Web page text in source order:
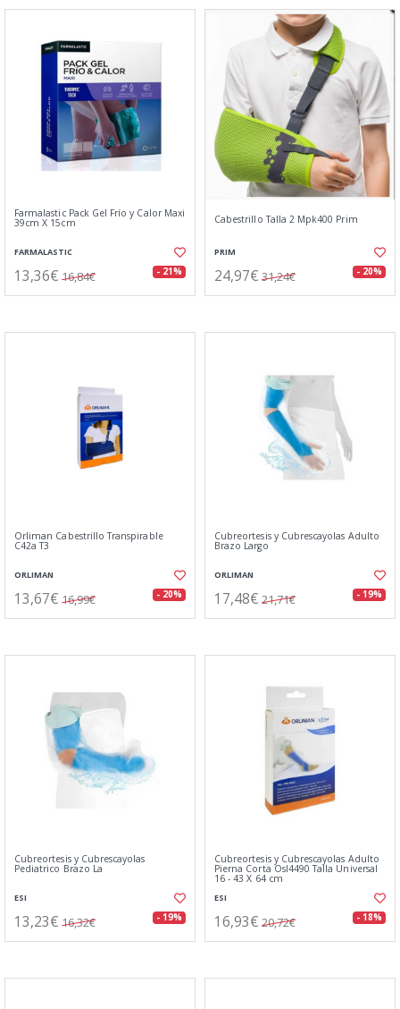
Farmalastic Pack Gel Frío y Calor Maxi
39cm X 15cm
FARMALASTIC
13,36€ 16,84€ - 21%
Cabestrillo Talla 2 Mpk400 Prim
PRIM
24,97€ 31,24€ - 20%
Orliman Cabestrillo Transpirable
C42a T3
ORLIMAN
13,67€ 16,99€ - 20%
Cubreortesis y Cubrescayolas Adulto
Brazo Largo
ORLIMAN
17,48€ 21,71€ - 19%
Cubreortesis y Cubrescayolas
Pediatrico Brazo La
ESI
13,23€ 16,32€ - 19%
Cubreortesis y Cubrescayolas Adulto
Pierna Corta Osl4490 Talla Universal
16 - 43 X 64 cm
ESI
16,93€ 20,72€ - 18%